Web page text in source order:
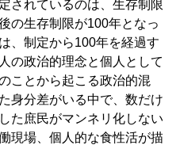
されているのは、生存制限
の生存制限が100年となっ
、制定から100年を経過す
の政治的理念と個人として
ことから起こる政治的混
身分差がいる中で、数だけ
た庶民がマンネリ化しない
現場、個人的な食性活が描